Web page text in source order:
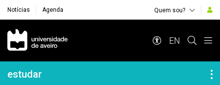
Notícias Agenda Quem sou?
Navegação Principal
EN
Navegação Lateral
estudar